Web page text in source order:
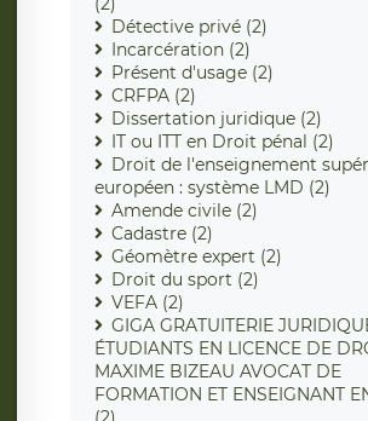
Détective privé (2)
Incarcération (2)
Présent d'usage (2)
CRFPA (2)
Dissertation juridique (2)
IT ou ITT en Droit pénal (2)
Droit de l'enseignement
européen : système LMD (2)
Amende civile (2)
Cadastre (2)
Géomètre expert (2)
Droit du sport (2)
VEFA (2)
GIGA GRATUITERIE
ÉTUDIANTS EN LICENCE DE
MAXIME BIZEAU AVOCAT DE
FORMATION ET ENSEIGNANT